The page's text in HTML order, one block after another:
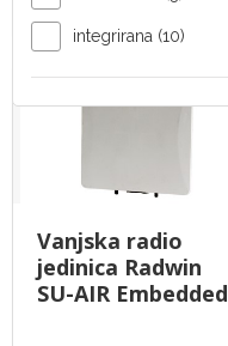
integrirana (10)
Vanjska radio
jedinica Radwin
SU-AIR Embedded